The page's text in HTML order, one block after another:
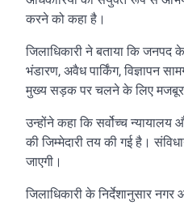
करने को कहा है।
जिलाधिकारी ने बताया कि जनपद
भंडारण, अवैध पार्किंग, विज्ञापन
मुख्य सड़क पर चलने के लिए मजबूर
उन्होंने कहा कि सर्वोच्च
की जिम्मेदारी तय की गई है।
जाएगी।
जिलाधिकारी के निर्देशानुसार